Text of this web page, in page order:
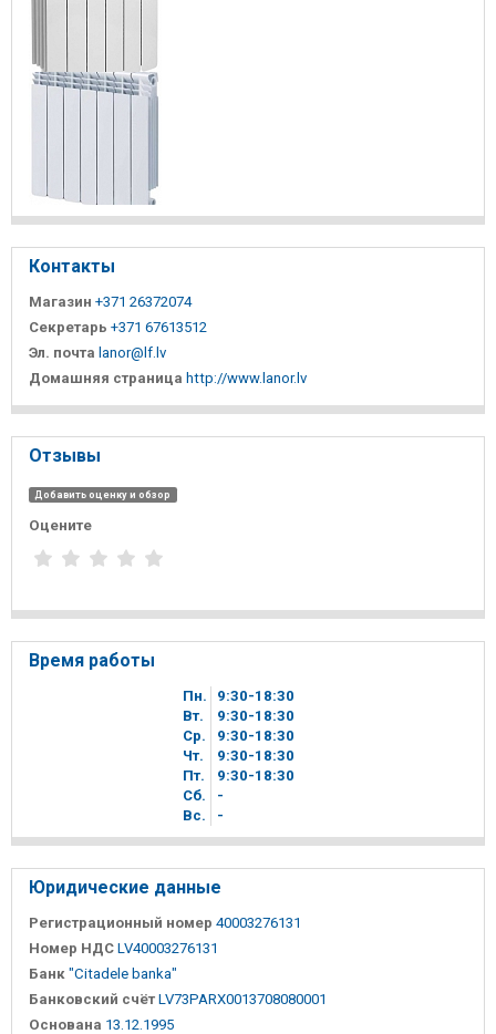
Контакты
Магазин +371 26372074
Секретарь +371 67613512
Эл. почта lanor@lf.lv
Домашняя страница http://www.lanor.lv
Отзывы
Добавить оценку и обзор
Оцените
Время работы
Пн. 9 30-18 30
Вт.
9 30-18 30
Ср.
9 30-18 30
Чт.
9 30-18 30
Пт.
9 30-18 30
Сб.
-
Вc.
-
Юридические данные
Регистрационный номер 40003276131
Номер НДС LV40003276131
Банк "Citadele banka"
Банковский счёт LV73PARX0013708080001
Основана 13.12.1995